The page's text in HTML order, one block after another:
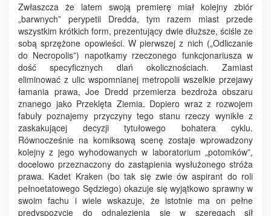
Zwłaszcza że latem swoją premierę miał kolejny zbiór
„barwnych” perypetii Dredda, tym razem miast przede
wszystkim krótkich form, prezentujący dwie dłuższe, ściśle ze
sobą sprzężone opowieści. W pierwszej z nich („Odliczanie
do Necropolis”) napotkamy rzeczonego funkcjonariusza w
dość specyficznych dlań okolicznościach. Zamiast
eliminować z ulic wspomnianej metropolii wszelkie przejawy
łamania prawa, Joe Dredd przemierza bezdroża obszaru
znanego jako Przeklęta Ziemia. Dopiero wraz z rozwojem
fabuły poznajemy przyczyny tego stanu rzeczy wynikłe z
zaskakującej decyzji tytułowego bohatera cyklu.
Równocześnie na komiksową scenę zostaje wprowadzony
kolejny z jego wyhodowanych w laboratorium „potomków”,
docelowo przeznaczony do zastąpienia wysłużonego stróża
prawa. Kadet Kraken (bo tak się zwie ów aspirant do roli
pełnoetatowego Sędziego) okazuje się wyjątkowo sprawny w
swoim fachu i wiele wskazuje, że istotnie ma on pełne
predyspozycje do odnalezienia się w szeregach sił